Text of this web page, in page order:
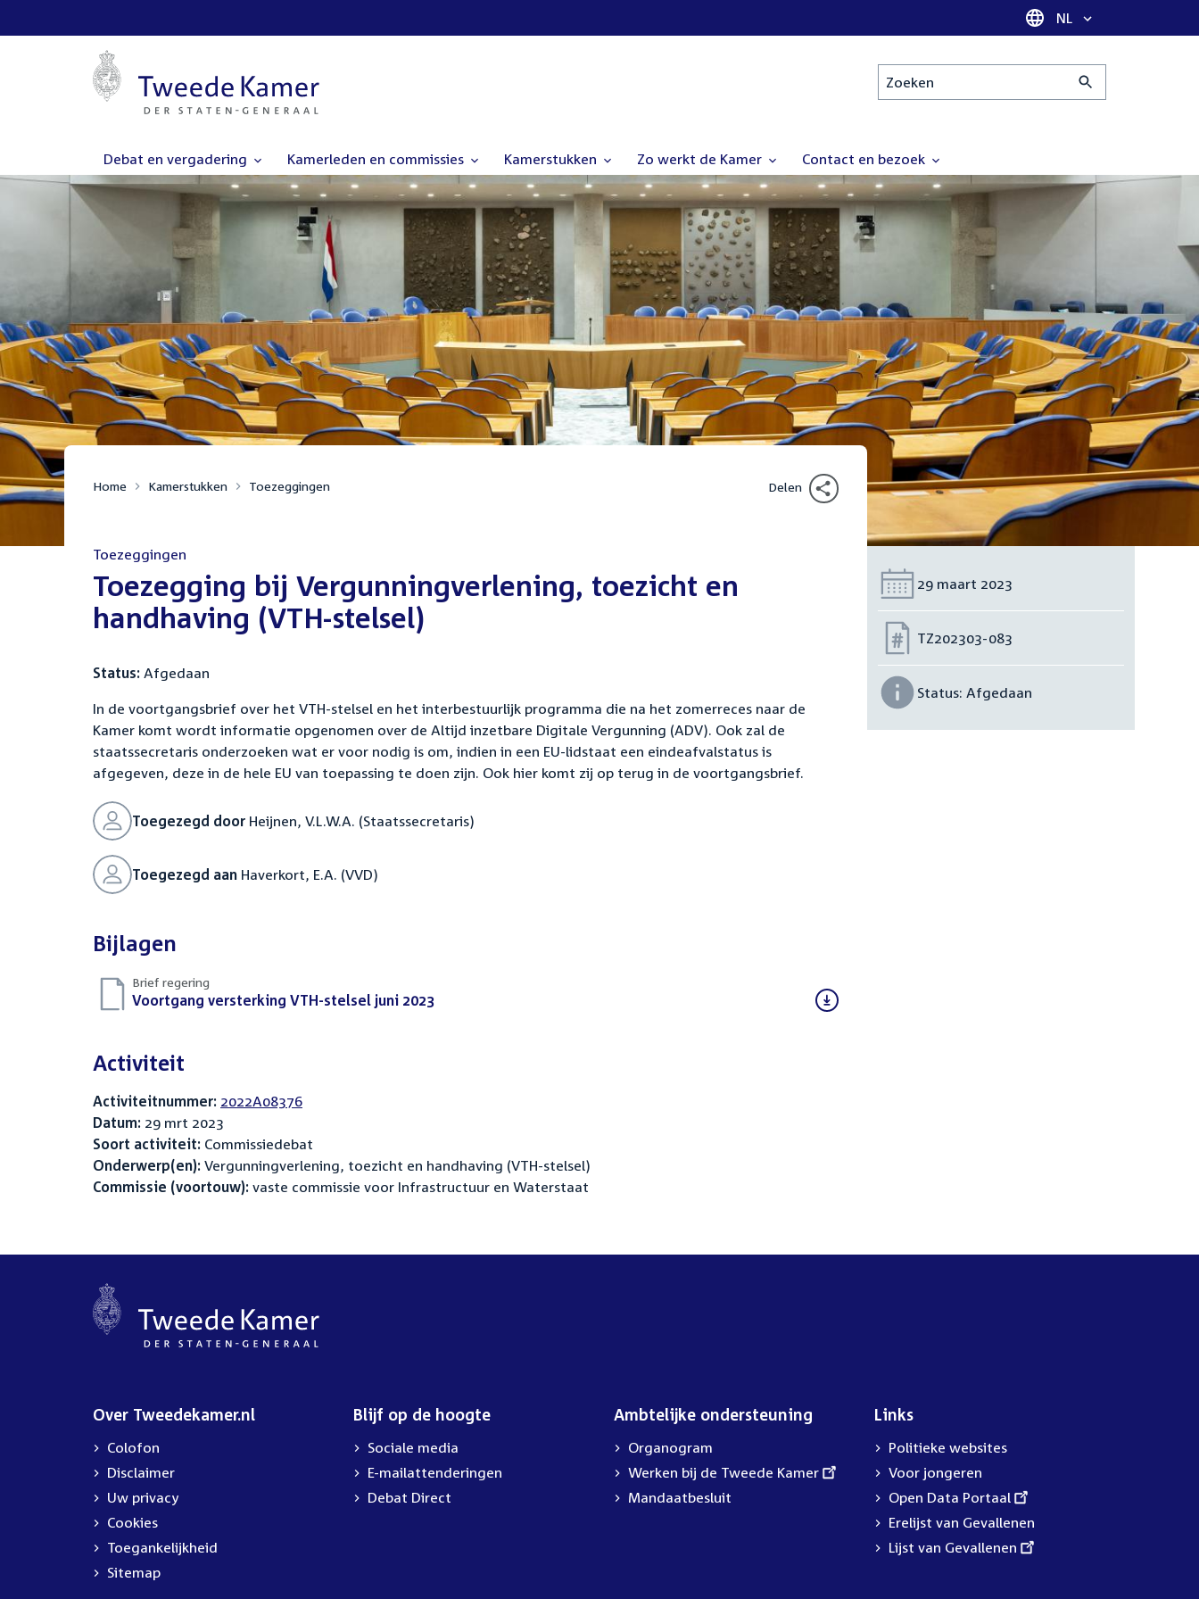
Taal selectie
NL
Zoeken
Debat en vergadering Kamerleden en commissies Kamerstukken Zo werkt de Kamer Contact en bezoek
Home Kamerstukken Toezeggingen Delen
Toezeggingen
:Toezegging bij Vergunningverlening, toezicht en
handhaving (VTH-stelsel)
Status: Afgedaan
In de voortgangsbrief over het VTH-stelsel en het interbestuurlijk programma die na het zomerreces naar de
Kamer komt wordt informatie opgenomen over de Altijd inzetbare Digitale Vergunning (ADV). Ook zal de
staatssecretaris onderzoeken wat er voor nodig is om, indien in een EU-lidstaat een eindeafvalstatus is
afgegeven, deze in de hele EU van toepassing te doen zijn. Ook hier komt zij op terug in de voortgangsbrief.
Toegezegd door Heijnen, V.L.W.A. (Staatssecretaris)
Toegezegd aan Haverkort, E.A. (VVD)
Bijlagen
Brief regering
Download
Voortgang versterking VTH-stelsel juni 2023
Activiteit
Activiteitnummer: 2022A08376
Datum: 29 mrt 2023
Soort activiteit: Commissiedebat
Onderwerp(en): Vergunningverlening, toezicht en handhaving (VTH-stelsel)
Commissie (voortouw): vaste commissie voor Infrastructuur en Waterstaat
Datum:
29 maart 2023
Nummer:
TZ202303-083
Status: Afgedaan
Over Tweedekamer.nl
Colofon
Disclaimer
Uw privacy
Cookies
Toegankelijkheid
Sitemap
Blijf op de hoogte
Sociale media
E-mailattenderingen
Debat Direct
Ambtelijke ondersteuning
Organogram
External
link:
Werken bij de Tweede Kamer
Mandaatbesluit
Links
Politieke websites
Voor jongeren
External
link:
Open Data Portaal
Erelijst van Gevallenen
External
Lijst van Gevallenen